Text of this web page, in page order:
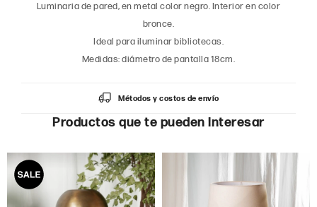
Luminaria de pared, en metal color negro. Interior en color
bronce.
Ideal para iluminar bibliotecas.
Medidas: diámetro de pantalla 18cm.
Métodos y costos de envío
Productos que te pueden interesar